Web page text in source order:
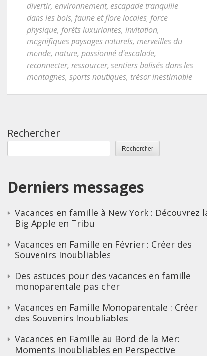
divertir, environnement, escapade tranquille
dans les bois, faune et flore locales, force
physique, forêts luxuriantes, invitation,
magnifiques paysages naturels, merveilles du
monde, nature, passionné d'escalade,
reconnecter, ressourcer, sentiers balisés dans les
montagnes, sports nautiques, trésor inestimable
Rechercher
Rechercher
Derniers messages
Vacances en famille à New York : Découvrez la
Big Apple en Tribu
Vacances en Famille en Février : Créer des
Souvenirs Inoubliables
Des astuces pour des vacances en famille
monoparentale pas cher
Vacances en Famille Monoparentale : Créer
des Souvenirs Inoubliables
Vacances en Famille au Bord de la Mer:
Moments Inoubliables en Perspective